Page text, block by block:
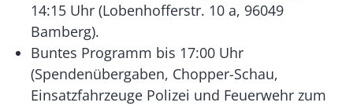
14:15 Uhr (Lobenhofferstr. 10 a, 96049
Bamberg).
Buntes Programm bis 17:00 Uhr
(Spendenübergaben, Chopper-Schau,
Einsatzfahrzeuge Polizei und Feuerwehr zum